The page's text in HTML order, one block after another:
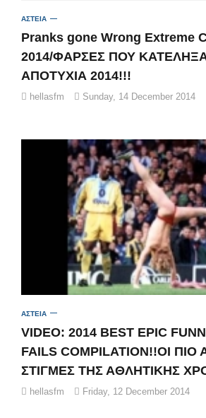
ΑΣΤΕΙΑ
Pranks gone Wrong Extreme
2014/ΦΑΡΣΕΣ ΠΟΥ
ΑΠΟΤΥΧΙΑ 2014!!!
hellasfm Sunday, 14 December 2014
ΑΣΤΕΙΑ
VIDEO: 2014 BEST EPIC
FAILS COMPILATION!!OI ΠΙΟ
ΣΤΙΓΜΕΣ ΤΗΣ ΑΘΛΗΤΙΚΗΣ
hellasfm Friday, 12 December 2014